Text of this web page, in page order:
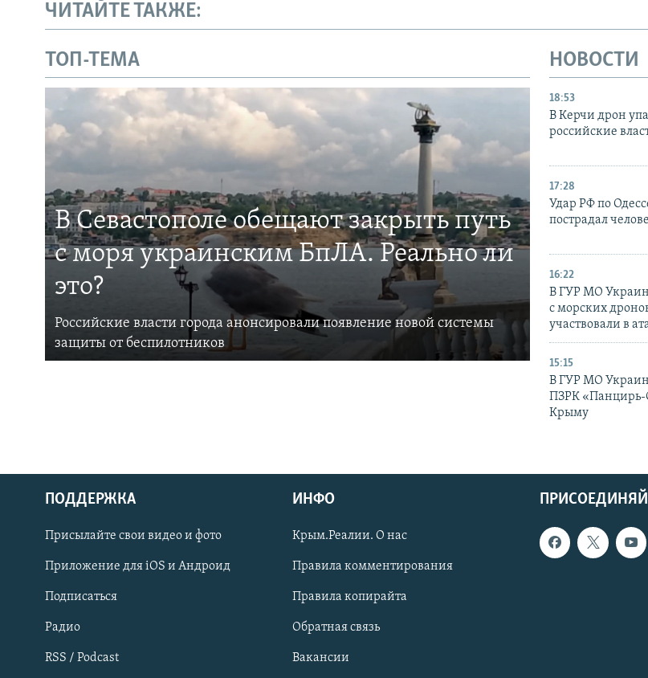
Українською
Qırımtatar
ПРИСОЕДИНЯЙТЕСЬ!
ЧИТАЙТЕ ТАКЖЕ:
ТОП-ТЕМА
В Севастополе обещают закрыть путь
с моря украинским БпЛА. Реально ли
это?
Российские власти города анонсировали появление новой системы
защиты от беспилотников
НОВОСТИ
18:53
В Керчи дрон
российские
17:28
Удар РФ по
пострадал
16:22
В ГУР МО
с морских
участвовали в
15:15
В ГУР МО
ПЗРК «Панцирь-
Крыму
ПОДДЕРЖКА
Присылайте свои видео и фото
Приложение для iOS и Андроид
Подписаться
Радио
RSS / Podcast
ИНФО
Крым.Реалии. О нас
Правила комментирования
Правила копирайта
Обратная связь
Вакансии